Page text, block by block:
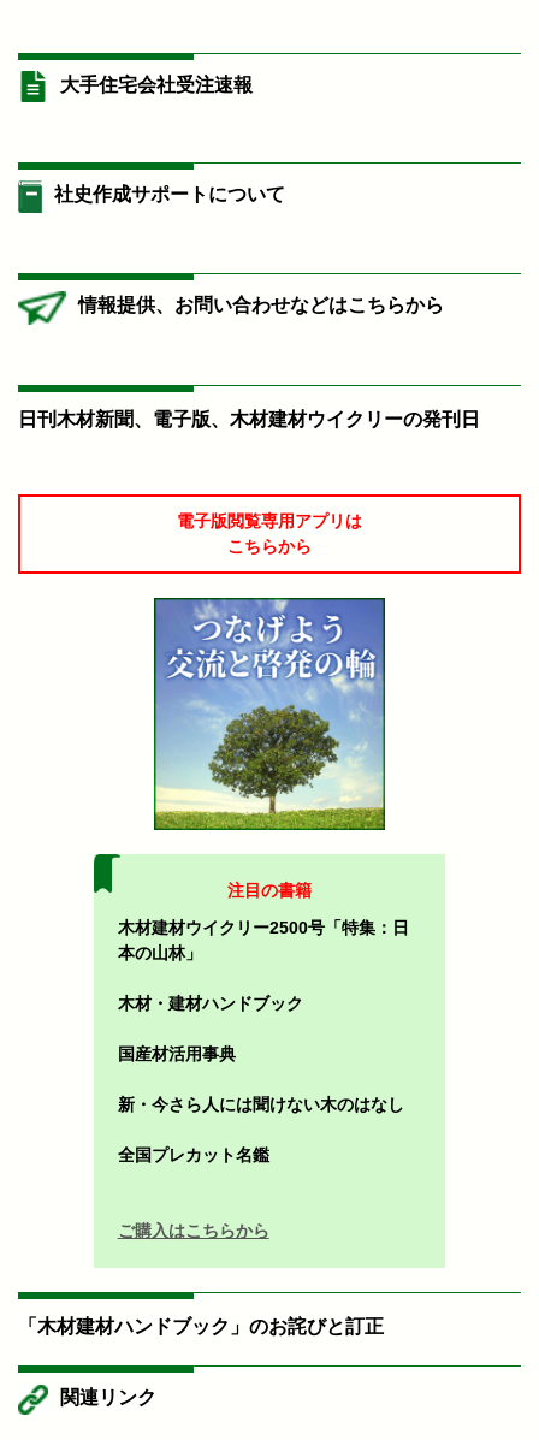
大手住宅会社受注速報
社史作成サポートについて
情報提供、お問い合わせなどはこちらから
日刊木材新聞、電子版、木材建材ウイクリーの発刊日
電子版閲覧専用アプリは
こちらから
注目の書籍
木材建材ウイクリー2500号「特集：日
本の山林」
木材・建材ハンドブック
国産材活用事典
新・今さら人には聞けない木のはなし
全国プレカット名鑑
ご購入はこちらから
「木材建材ハンドブック」のお詫びと訂正
関連リンク